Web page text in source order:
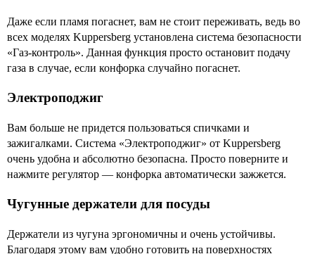
Даже если пламя погаснет, вам не стоит переживать, ведь во
всех моделях Kuppersberg установлена система безопасности
«Газ-контроль». Данная функция просто остановит подачу
газа в случае, если конфорка случайно погаснет.
Электроподжиг
Вам больше не придется пользоваться спичками и
зажигалками. Система «Электроподжиг» от Kuppersberg
очень удобна и абсолютно безопасна. Просто поверните и
нажмите регулятор — конфорка автоматически зажжется.
Чугунные держатели для посуды
Держатели из чугуна эргономичны и очень устойчивы.
Благодаря этому вам удобно готовить на поверхностях